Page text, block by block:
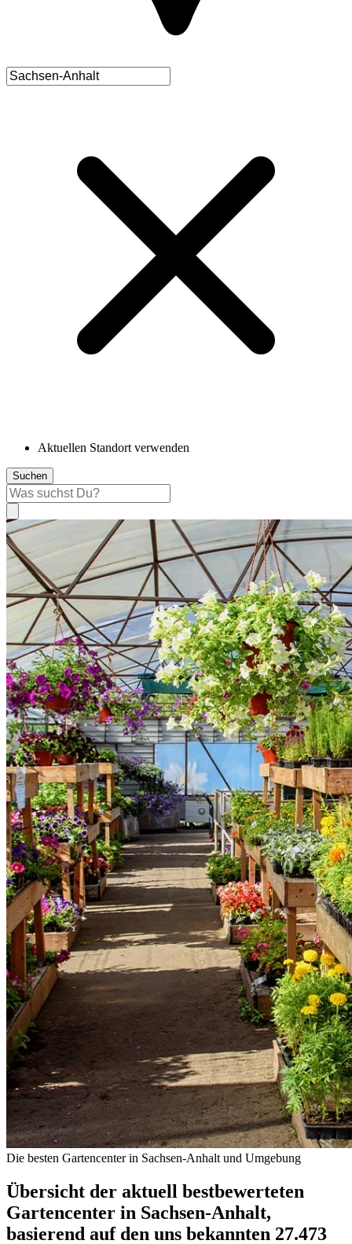
Aktuellen Standort verwenden
Suchen
Die besten Gartencenter in Sachsen-Anhalt und Umgebung
Übersicht der aktuell bestbewerteten
Gartencenter in Sachsen-Anhalt,
basierend auf den uns bekannten 27.473